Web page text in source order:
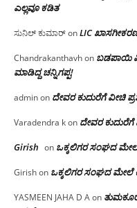
ಎಲ್ಲವೂ ಕಡಿತ
ಸುನಿಲ್ ಕುಮಾರ್onLIC
Chandrakanthavhon ಬಡಪಾಯಿ
ಮಾಡಿದ್ದ ಚನ್ನಿಗಪ್ಪ!
adminon ದೇವರ ಕುದುರೆಗೆ ವೀಚಿ
Varadendra kon ದೇವರ
Girish on ಒಕ್ಕಲಿಗರ ಸಂಘದ
Girishon ಒಕ್ಕಲಿಗರ ಸಂಘದ
YASMEEN JAHA D Aon